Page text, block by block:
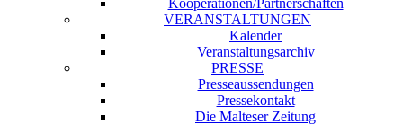
Kooperationen/Partnerschaften
VERANSTALTUNGEN
Kalender
Veranstaltungsarchiv
PRESSE
Presseaussendungen
Pressekontakt
Die Malteser Zeitung